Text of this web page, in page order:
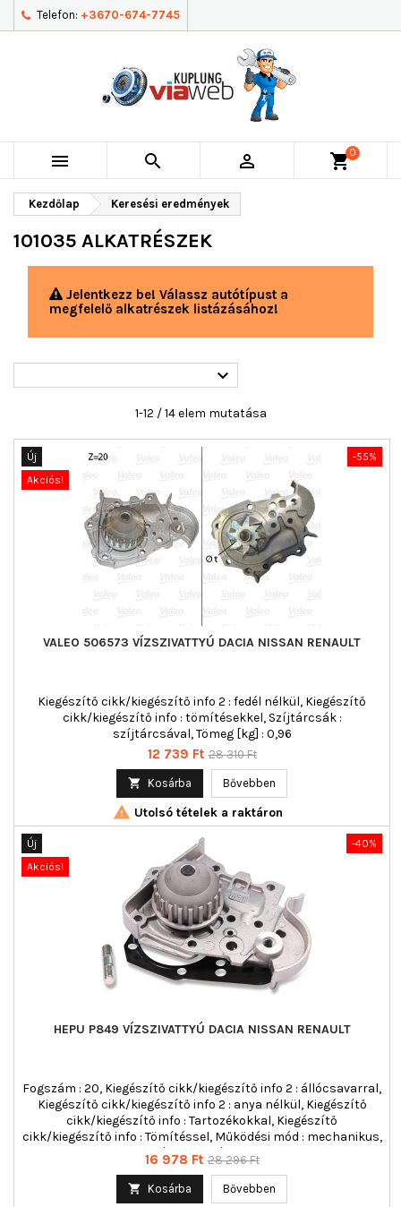
Telefon: +3670-674-7745
   shopping_cart0
Kezdőlap Keresési eredmények
101035 ALKATRÉSZEK
Jelentkezz be! Válassz autótípust a
megfelelő alkatrészek listázásához!

1-12 / 14 elem mutatása
-55%
Új
Akciós!
VALEO 506573 VÍZSZIVATTYÚ DACIA NISSAN RENAULT
Kiegészítő cikk/kiegészítő info 2 : fedél nélkül, Kiegészítő
cikk/kiegészítő info : tömítésekkel, Szíjtárcsák :
szíjtárcsával, Tömeg [kg] : 0,96
Ár
12 739 Ft Normál
28 310 Ft
 Kosárba Bővebben
 Utolsó tételek a raktáron
-40%
Új
Akciós!
HEPU P849 VÍZSZIVATTYÚ DACIA NISSAN RENAULT
Fogszám : 20, Kiegészítő cikk/kiegészítő info 2 : állócsavarral,
Kiegészítő cikk/kiegészítő info 2 : anya nélkül, Kiegészítő
cikk/kiegészítő info : Tartozékokkal, Kiegészítő
cikk/kiegészítő info : Tömítéssel, Működési mód : mechanikus,
szárnyak száma : 8
Ár
16 978 Ft Normál
28 296 Ft
 Kosárba Bővebben